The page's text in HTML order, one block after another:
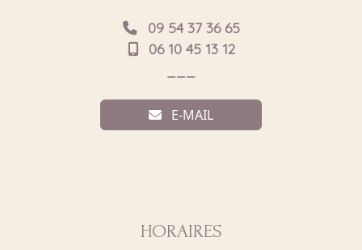
09 54 37 36 65
06 10 45 13 12
E-MAIL
HORAIRES